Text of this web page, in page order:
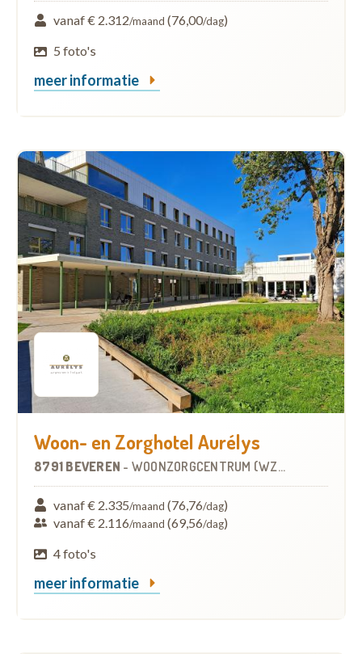
vanaf € 2.312/maand (76,00/dag)
5 foto's
meer informatie
Woon- en Zorghotel Aurélys
8791 BEVEREN - WOONZORGCENTRUM (WZC)
vanaf € 2.335/maand (76,76/dag)
vanaf € 2.116/maand (69,56/dag)
4 foto's
meer informatie